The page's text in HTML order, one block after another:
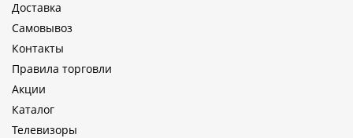
Доставка
Самовывоз
Контакты
Правила торговли
Акции
Каталог
Телевизоры